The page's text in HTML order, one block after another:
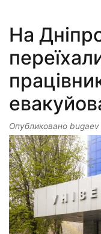
На
Опубликовано bugaev